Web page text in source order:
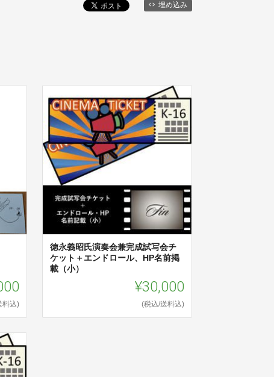
埋め込み
料込)
徳永義昭氏演奏会兼完成試写会チ
ケット＋エンドロール、HP名前掲
載（小）
¥30,000
(税込/送料込)